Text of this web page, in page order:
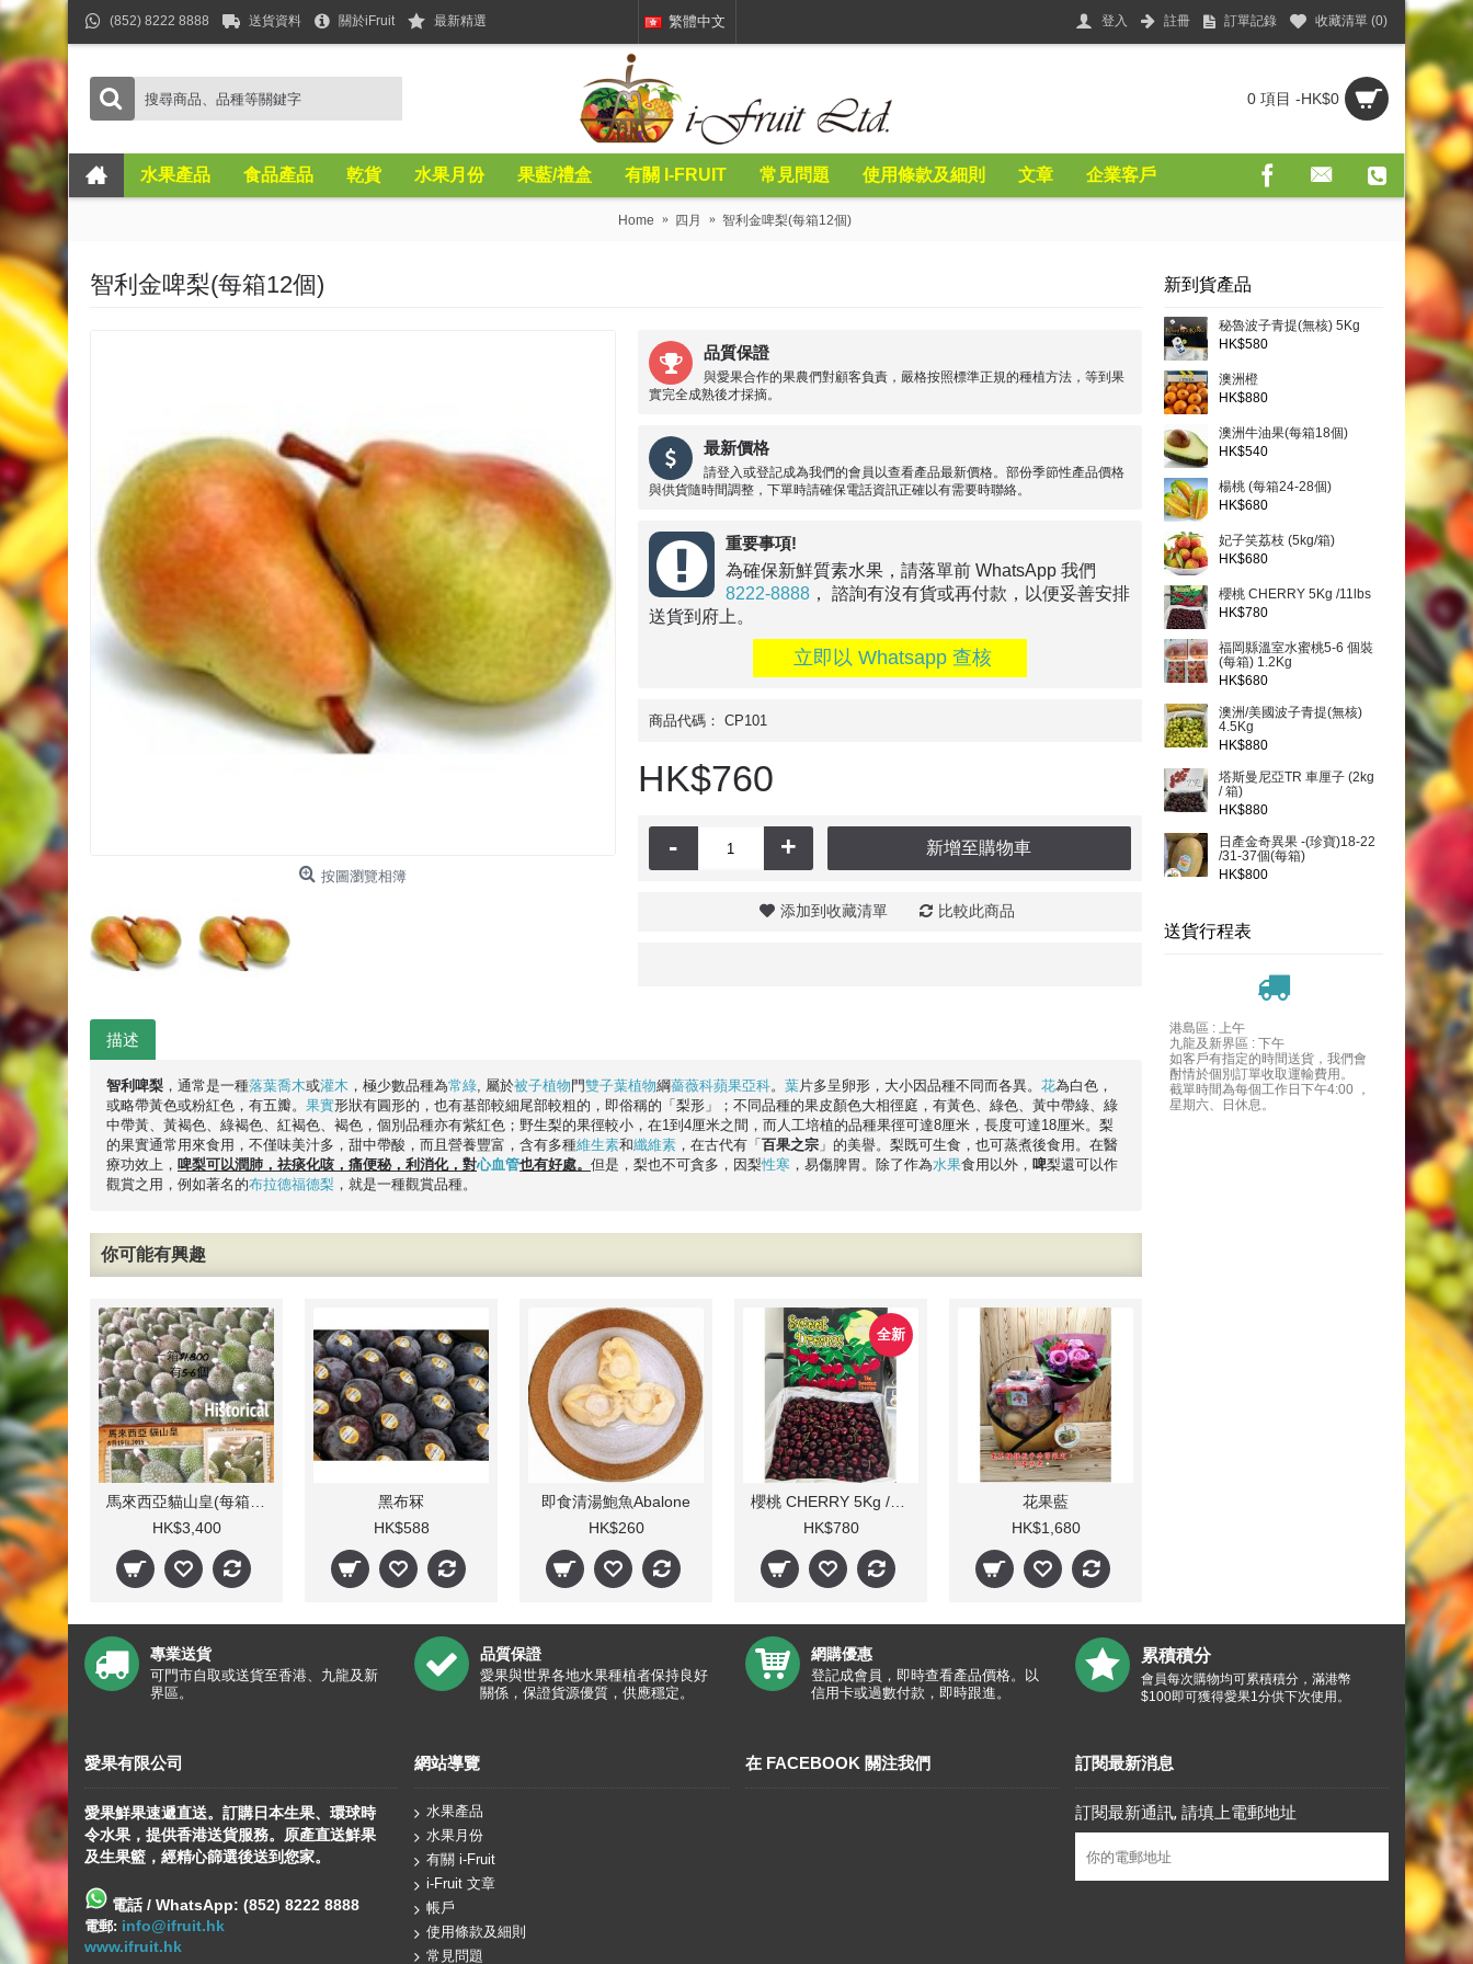
(852) 8222 8888 送貨資料 關於iFruit 最新精選 繁體中文 登入 註冊 訂單記錄 收藏清單 (0)
0 項目 -HK$0
水果產品 食品產品 乾貨 水果月份 果藍/禮盒 有關 I-FRUIT 常見問題 使用條款及細則 文章 企業客戶
Home 四月 智利金啤梨(每箱12個)
新到貨產品
秘魯波子青提(無核) 5Kg
HK$580
澳洲橙
HK$880
澳洲牛油果(每箱18個)
HK$540
楊桃 (每箱24-28個)
HK$680
妃子笑荔枝 (5kg/箱)
HK$680
櫻桃 CHERRY 5Kg /11lbs
HK$780
福岡縣溫室水蜜桃5-6 個裝
(每箱) 1.2Kg
HK$680
澳洲/美國波子青提(無核)
4.5Kg
HK$880
塔斯曼尼亞TR 車厘子 (2kg
/ 箱)
HK$880
日產金奇異果 -(珍寶)18-22
/31-37個(每箱)
HK$800
送貨行程表
港島區 : 上午
九龍及新界區 : 下午
如客戶有指定的時間送貨，我們會
酎情於個別訂單收取運輸費用。
截單時間為每個工作日下午4:00 ，
星期六、日休息。
智利金啤梨(每箱12個)
按圖瀏覽相簿
品質保證
與愛果合作的果農們對顧客負責，嚴格按照標準正規的種植方法，等到果
實完全成熟後才採摘。
最新價格
請登入或登記成為我們的會員以查看產品最新價格。部份季節性產品價格
與供貨隨時間調整，下單時請確保電話資訊正確以有需要時聯絡。
重要事項!
為確保新鮮質素水果，請落單前 WhatsApp 我們
8222-8888 ， 諮詢有沒有貨或再付款，以便妥善安排
送貨到府上。
立即以 Whatsapp 查核
商品代碼： CP101
HK$760
- + 新增至購物車
添加到收藏清單 比較此商品
描述
智利啤梨 ，通常是一種落葉喬木或灌木 ，極少數品種為常綠, 屬於被子植物 門雙子葉植物綱薔薇科蘋果亞科。 葉片多呈卵形，大小因品種不同而各異。 花為白色，
或略帶黃色或粉紅色，有五瓣。 果實形狀有圓形的，也有基部較細尾部較粗的，即俗稱的「梨形」；不同品種的果皮顏色大相徑庭，有黃色、綠色、黃中帶綠、綠
中帶黃、黃褐色、綠褐色、紅褐色、褐色，個別品種亦有紫紅色；野生梨的果徑較小，在1到4厘米之間，而人工培植的品種果徑可達8厘米，長度可達18厘米。梨
的果實通常用來食用，不僅味美汁多，甜中帶酸，而且營養豐富，含有多種維生素和纖維素 ，在古代有「 百果之宗 」的美譽。梨既可生食，也可蒸煮後食用。在醫
療功效上， 啤梨可以潤肺，祛痰化咳，痛便秘，利消化，對心血管也有好處。 但是，梨也不可貪多，因梨性寒 ，易傷脾胃。除了作為水果食用以外， 啤梨還可以作
觀賞之用，例如著名的布拉德福德梨 ，就是一種觀賞品種。
你可能有興趣
HK$3,400
黑布冧
HK$588
即食清湯鮑魚Abalone
HK$260
全新
HK$780
花果藍
HK$1,680
專業送貨
可門市自取或送貨至香港、九龍及新
界區。
品質保證
愛果與世界各地水果種植者保持良好
關係，保證貨源優質，供應穩定。
網購優惠
登記成會員，即時查看產品價格。以
信用卡或過數付款，即時跟進。
累積積分
會員每次購物均可累積積分，滿港幣
$100即可獲得愛果1分供下次使用。
愛果有限公司
愛果鮮果速遞直送。訂購日本生果、 環球時
令水果，提供香港送貨服務。原產直送鮮果
及生果籃，經精心篩選後送到您家。
電話 / WhatsApp: (852) 8222 8888
電郵: info@ifruit.hk
www.ifruit.hk
網站導覽
水果產品
水果月份
有關 i-Fruit
i-Fruit 文章
帳戶
使用條款及細則
常見問題
在 FACEBOOK 關注我們 訂閱最新消息
訂閱最新通訊, 請填上電郵地址